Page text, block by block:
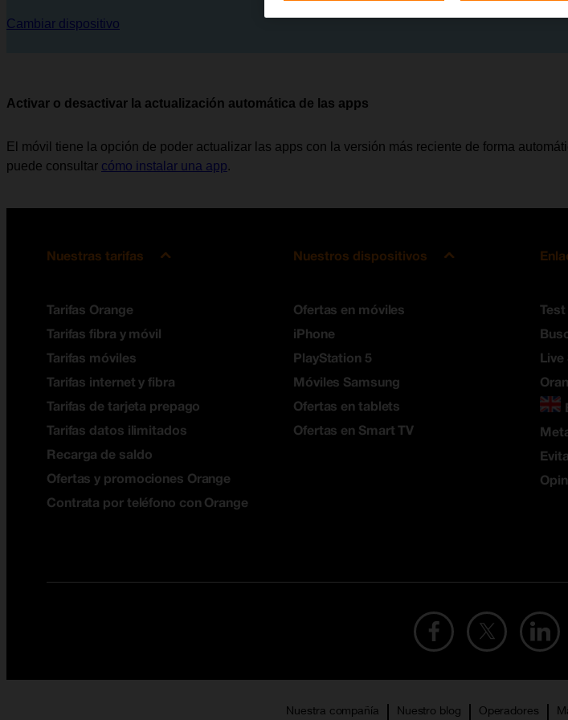
Cambiar dispositivo
Activar o desactivar la actualización automática de las apps
El móvil tiene la opción de poder actualizar las apps con la versión más reciente de forma
puede consultar cómo instalar una app.
Nuestras tarifas
Tarifas Orange
Tarifas fibra y móvil
Tarifas móviles
Tarifas internet y fibra
Tarifas de tarjeta prepago
Tarifas datos ilimitados
Recarga de saldo
Ofertas y promociones Orange
Contrata por teléfono con Orange
Nuestros dispositivos
Ofertas en móviles
iPhone
PlayStation 5
Móviles Samsung
Ofertas en tablets
Ofertas en Smart TV
Live
Nuestra compañía Nuestro blog Operadores